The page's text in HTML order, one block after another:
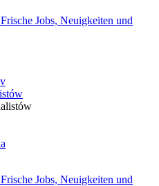
Frische Jobs, Neuigkeiten und
Frische Jobs, Neuigkeiten und